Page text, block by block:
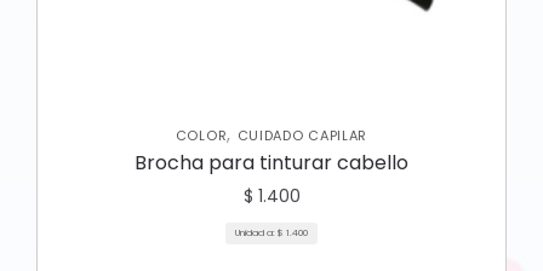
COLOR, CUIDADO CAPILAR
Brocha para tinturar cabello
$ 1.400
Unidad a: $ 1.400